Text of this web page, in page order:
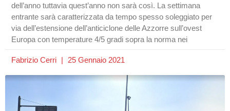
dell’anno tuttavia quest’anno non sarà così. La settimana
entrante sarà caratterizzata da tempo spesso soleggiato per
via dell’estensione dell’anticiclone delle Azzorre sull’ovest
Europa con temperature 4/5 gradi sopra la norma nei
Fabrizio Cerri 25 Gennaio 2021